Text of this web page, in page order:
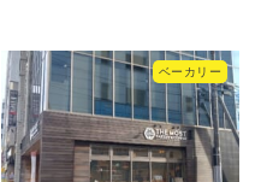
ベーカリー